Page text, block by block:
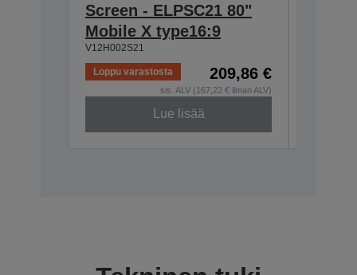
Screen - ELPSC21 80"
Mobile X type16:9
V12H002S21
Loppu varastosta 209,86 €
sis. ALV (167,22 € ilman ALV)
Lue lisää